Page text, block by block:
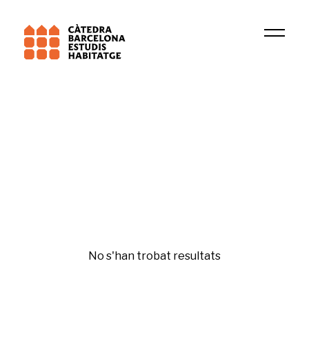
No s'han trobat resultats